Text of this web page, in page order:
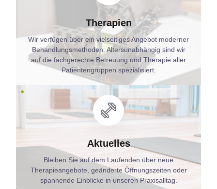
Therapien
Wir verfügen über ein vielseitiges Angebot moderner
Behandlungsmethoden. Altersunabhängig sind wir
auf die fachgerechte Betreuung und Therapie aller
Patientengruppen spezialisiert.
Aktuelles
Bleiben Sie auf dem Laufenden über neue
Therapieangebote, geänderte Öffnungszeiten oder
spannende Einblicke in unseren Praxisalltag.